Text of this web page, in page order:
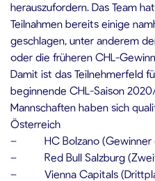
herauszufordern. Das Team
Teilnahmen bereits einige
geschlagen, unter anderem
oder die früheren CHL-
Damit ist das Teilnehmerfeld
beginnende CHL-Saison
Mannschaften haben sich
Österreich
– HC Bolzano (Gewinner
– Red Bull Salzburg
– Vienna Capitals